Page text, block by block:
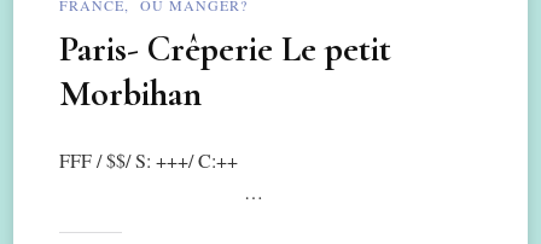
FRANCE OÙ MANGER?
Paris- Crêperie Le petit
Morbihan
FFF / $$/ S: +++/ C:++
…